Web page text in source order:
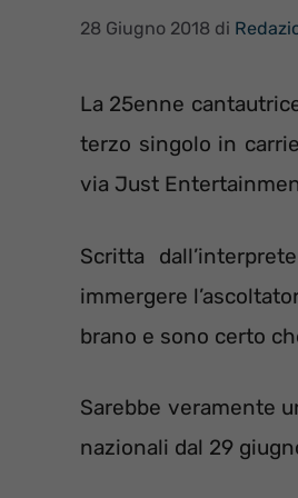
28 Giugno 2018 di
La 25enne
terzo singolo in
via Just
Scritta
immergere
brano e sono certo
Sarebbe veramente
nazionali dal 29